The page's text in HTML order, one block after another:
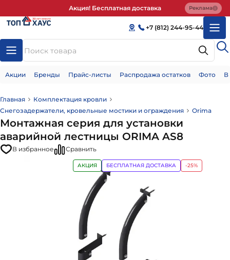
Акция! Бесплатная доставка Реклама
+7 (812) 244-95-44
Акции Бренды Прайс-листы Распродажа остатков Фото
Главная
Комплектация кровли
Снегозадержатели, кровельные мостики и ограждения
Orima
Монтажная серия для установки
аварийной лестницы ORIMA AS8
В избранное Сравнить
АКЦИЯ БЕСПЛАТНАЯ ДОСТАВКА -25%